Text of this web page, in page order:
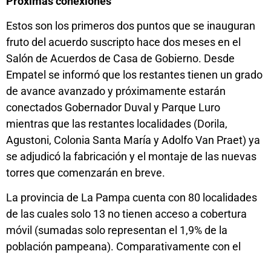
Estos son los primeros dos puntos que se inauguran
fruto del acuerdo suscripto hace dos meses en el
Salón de Acuerdos de Casa de Gobierno. Desde
Empatel se informó que los restantes tienen un grado
de avance avanzado y próximamente estarán
conectados Gobernador Duval y Parque Luro
mientras que las restantes localidades (Dorila,
Agustoni, Colonia Santa María y Adolfo Van Praet) ya
se adjudicó la fabricación y el montaje de las nuevas
torres que comenzarán en breve.
La provincia de La Pampa cuenta con 80 localidades
de las cuales solo 13 no tienen acceso a cobertura
móvil (sumadas solo representan el 1,9% de la
población pampeana). Comparativamente con el